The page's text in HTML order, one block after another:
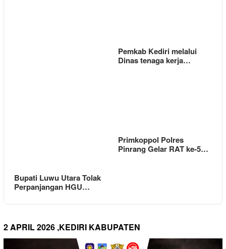
Pemkab Kediri melalui
Dinas tenaga kerja…
Bupati Luwu Utara Tolak
Perpanjangan HGU…
Primkoppol Polres
Pinrang Gelar RAT ke-5…
2 APRIL 2026 ,KEDIRI KABUPATEN